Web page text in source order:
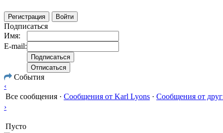
Регистрация Войти
Подписаться
Имя:
E-mail:
События
‹
Все сообщения · Сообщения от Karl Lyons · Сообщения от
›
Пусто